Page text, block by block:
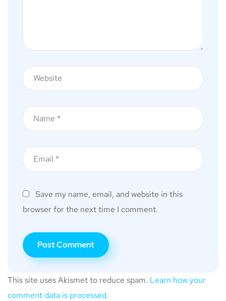
Save my name, email, and website in this
browser for the next time I comment.
This site uses Akismet to reduce spam. Learn how your
comment data is processed.